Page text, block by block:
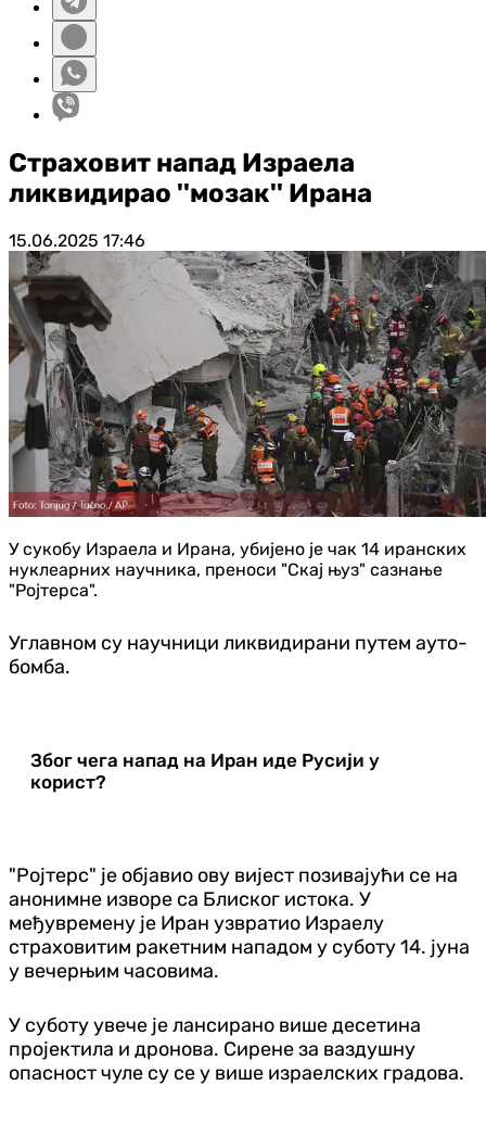
Страховит напад Израела
ликвидирао ''мозак'' Ирана
15.06.2025 17:46
У сукобу Израела и Ирана, убијено је чак 14 иранских
нуклеарних научника, преноси "Скај њуз" сазнање
"Ројтерса".
Углавном су научници ликвидирани путем ауто-
бомба.
Због чега напад на Иран иде Русији у
корист?
"Ројтерс" је објавио ову вијест позивајући се на
анонимне изворе са Блиског истока. У
међувремену је Иран узвратио Израелу
страховитим ракетним нападом у суботу 14. јуна
у вечерњим часовима.
У суботу увече је лансирано више десетина
пројектила и дронова. Сирене за ваздушну
опасност чуле су се у више израелских градова.